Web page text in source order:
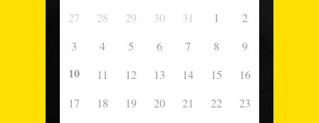
27 28 29 30 31 1
2
3
4 5 6 7 8 9
10 11 12 13 14 15
16
17
18 19 20 21 22
23